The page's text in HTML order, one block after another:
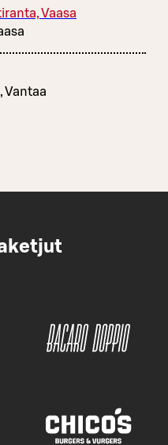
Vaasa
Vantaa